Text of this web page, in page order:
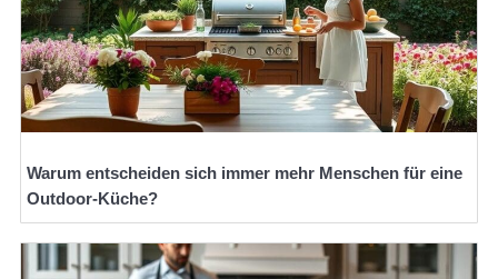
Warum entscheiden sich immer mehr Menschen für eine
Outdoor-Küche?